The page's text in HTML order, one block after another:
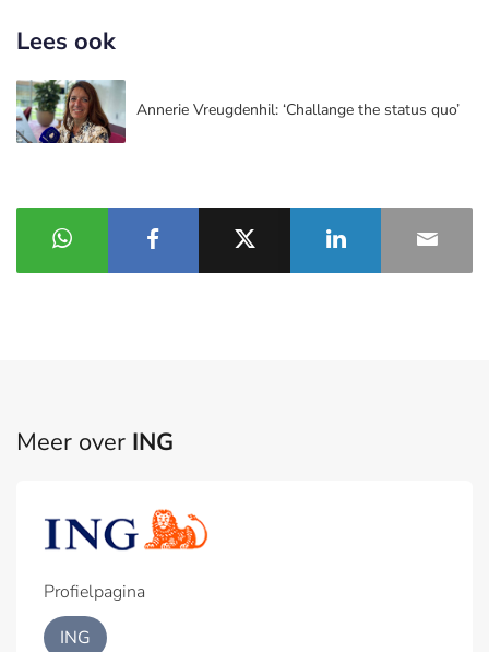
Lees ook
Annerie Vreugdenhil: ‘Challange the status quo’
Meer over ING
Profielpagina
ING